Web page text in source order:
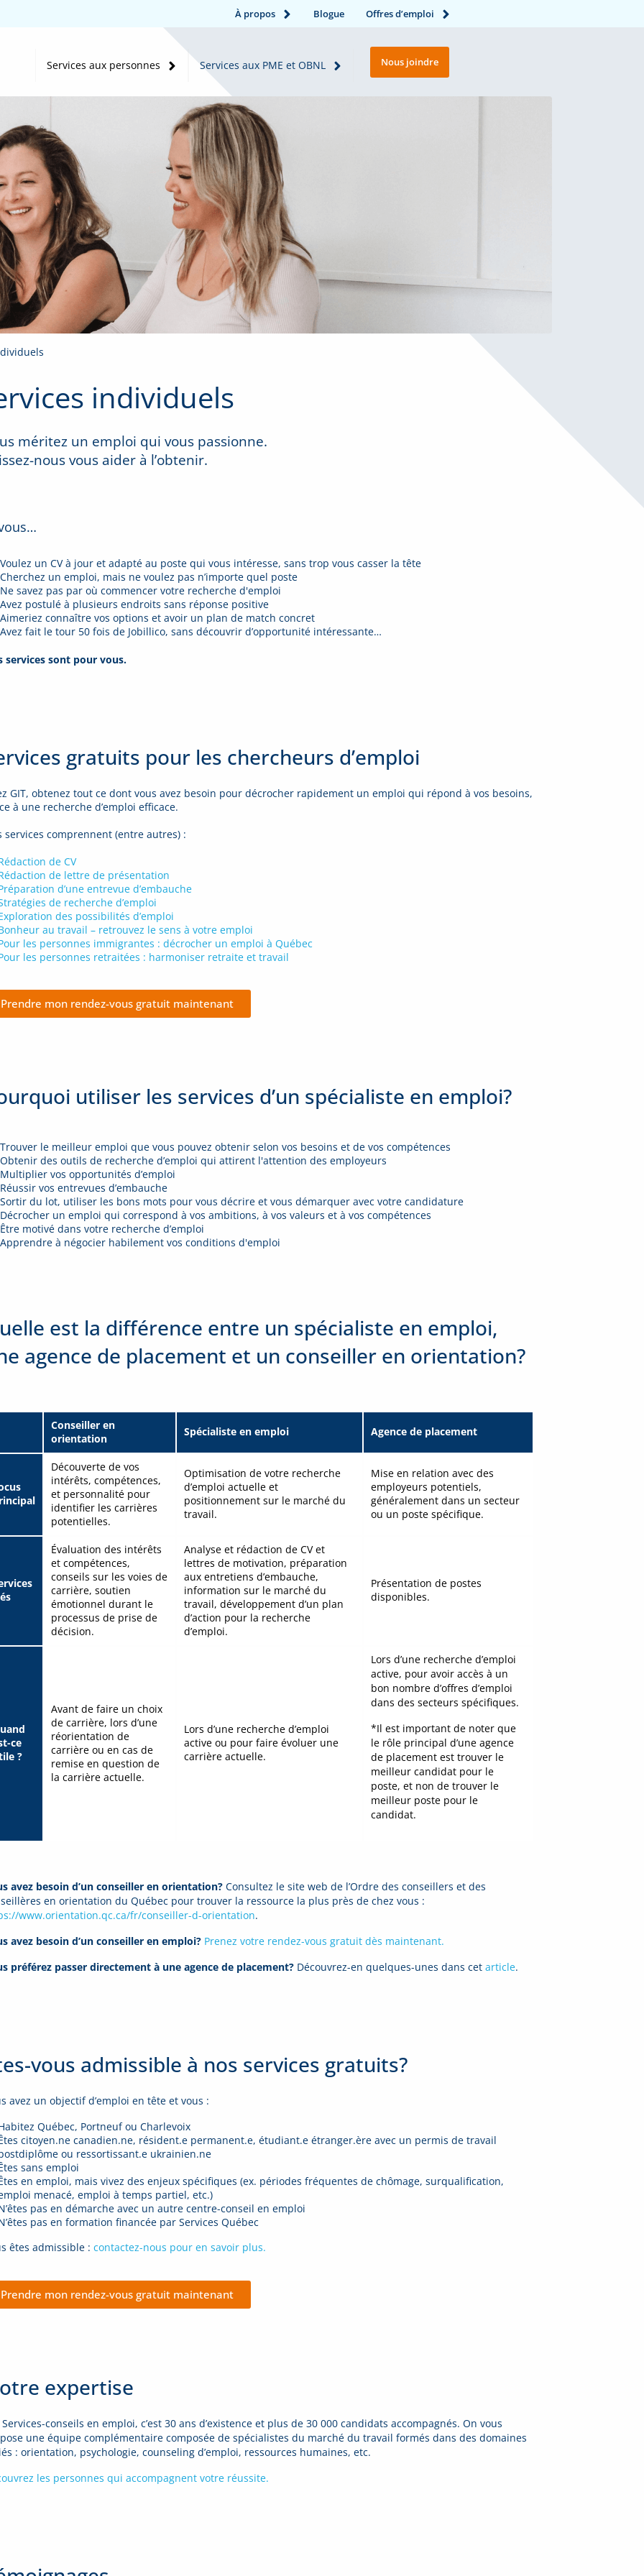
À propos Blogue Offres d’emploi
Services aux personnes Services aux PME et OBNL Nous joindre
individuels
méritez un emploi qui vous passionne.
nous vous aider à l’obtenir.
Voulez un CV à jour et adapté au poste qui vous intéresse, sans trop vous casser la tête
Cherchez un emploi, mais ne voulez pas n’importe quel poste
Ne savez pas par où commencer votre recherche d'emploi
Avez postulé à plusieurs endroits sans réponse positive
Aimeriez connaître vos options et avoir un plan de match concret
Avez fait le tour 50 fois de Jobillico, sans découvrir d’opportunité intéressante…
services sont pour vous.
gratuits pour les chercheurs d’emploi
GIT, obtenez tout ce dont vous avez besoin pour décrocher rapidement un emploi qui répond à vos besoins,
à une recherche d’emploi efficace.
services comprennent (entre autres) :
de CV
de lettre de présentation
d’une entrevue d’embauche
de recherche d’emploi
des possibilités d’emploi
au travail – retrouvez le sens à votre emploi
les personnes immigrantes : décrocher un emploi à Québec
les personnes retraitées : harmoniser retraite et travail
Prendre mon rendez-vous gratuit maintenant
utiliser les services d’un spécialiste en emploi?
Trouver le meilleur emploi que vous pouvez obtenir selon vos besoins et de vos compétences
Obtenir des outils de recherche d’emploi qui attirent l'attention des employeurs
Multiplier vos opportunités d’emploi
Réussir vos entrevues d’embauche
Sortir du lot, utiliser les bons mots pour vous décrire et vous démarquer avec votre candidature
Décrocher un emploi qui correspond à vos ambitions, à vos valeurs et à vos compétences
Être motivé dans votre recherche d’emploi
Apprendre à négocier habilement vos conditions d'emploi
est la différence entre un spécialiste en emploi,
agence de placement et un conseiller en orientation?
Conseiller en
orientation
Spécialiste en emploi Agence de placement
Découverte de vos
intérêts, compétences,
et personnalité pour
identifier les carrières
potentielles.
Optimisation de votre recherche
d’emploi actuelle et
positionnement sur le marché du
travail.
Mise en relation avec des
employeurs potentiels,
généralement dans un secteur
ou un poste spécifique.
Évaluation des intérêts
et compétences,
conseils sur les voies de
carrière, soutien
émotionnel durant le
processus de prise de
décision.
Analyse et rédaction de CV et
lettres de motivation, préparation
aux entretiens d’embauche,
information sur le marché du
travail, développement d’un plan
d’action pour la recherche
d’emploi.
Présentation de postes
disponibles.
ce
?
Avant de faire un choix
de carrière, lors d’une
réorientation de
carrière ou en cas de
remise en question de
la carrière actuelle.
Lors d’une recherche d’emploi
active ou pour faire évoluer une
carrière actuelle.
Lors d’une recherche d’emploi
active, pour avoir accès à un
bon nombre d’offres d’emploi
dans des secteurs spécifiques.
*Il est important de noter que
le rôle principal d’une agence
de placement est trouver le
meilleur candidat pour le
poste, et non de trouver le
meilleur poste pour le
candidat.
avez besoin d’un conseiller en orientation? Consultez le site web de l’Ordre des conseillers et des
en orientation du Québec pour trouver la ressource la plus près de chez vous :
www.orientation.qc.ca/fr/conseiller-d-orientation.
avez besoin d’un conseiller en emploi? Prenez votre rendez-vous gratuit dès maintenant.
préférez passer directement à une agence de placement? Découvrez-en quelques-unes dans cet article.
vous admissible à nos services gratuits?
avez un objectif d’emploi en tête et vous :
Québec, Portneuf ou Charlevoix
citoyen.ne canadien.ne, résident.e permanent.e, étudiant.e étranger.ère avec un permis de travail
ou ressortissant.e ukrainien.ne
sans emploi
en emploi, mais vivez des enjeux spécifiques (ex. périodes fréquentes de chômage, surqualification,
menacé, emploi à temps partiel, etc.)
pas en démarche avec un autre centre-conseil en emploi
pas en formation financée par Services Québec
êtes admissible : contactez-nous pour en savoir plus.
Prendre mon rendez-vous gratuit maintenant
expertise
Services-conseils en emploi, c’est 30 ans d’existence et plus de 30 000 candidats accompagnés. On vous
une équipe complémentaire composée de spécialistes du marché du travail formés dans des domaines
: orientation, psychologie, counseling d’emploi, ressources humaines, etc.
les personnes qui accompagnent votre réussite.